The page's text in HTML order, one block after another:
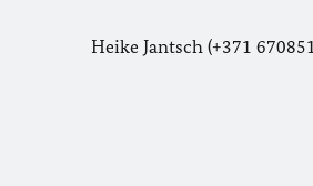
Heike Jantsch (+371